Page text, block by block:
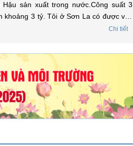
sản xuất trong nước.Công suất 3
khoảng 3 tỷ. Tôi ở Sơn La có được vay
việt Nam không? Nếu được tôi liên
Chi tiết